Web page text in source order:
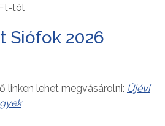
tól
Siófok 2026
linken lehet megvásárolni: Újévi